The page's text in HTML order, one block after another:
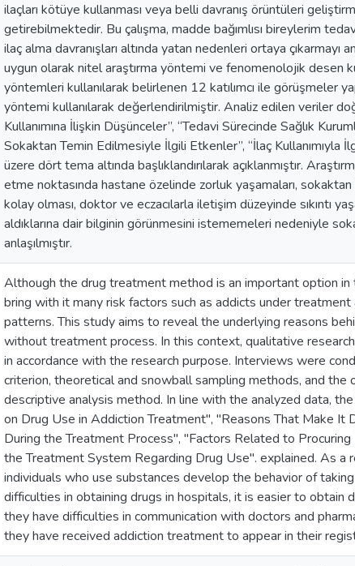
ilaçları kötüye kullanması veya belli davranış örüntüleri
getirebilmektedir. Bu çalışma, madde bağımlısı bireylerim
ilaç alma davranışları altında yatan nedenleri ortaya çıkarmayı
uygun olarak nitel araştırma yöntemi ve fenomenolojik desen
yöntemleri kullanılarak belirlenen 12 katılımcı ile görüşmeler
yöntemi kullanılarak değerlendirilmiştir. Analiz edilen veriler
Kullanımına İlişkin Düşünceler”, “Tedavi Sürecinde Sağlık
Sokaktan Temin Edilmesiyle İlgili Etkenler”, “İlaç Kullanımıyla
üzere dört tema altında başlıklandırılarak açıklanmıştır.
etme noktasında hastane özelinde zorluk yaşamaları,
kolay olması, doktor ve eczacılarla iletişim düzeyinde sıkıntı
aldıklarına dair bilginin görünmesini istememeleri nedeniyle
anlaşılmıştır.
Although the drug treatment method is an important option
bring with it many risk factors such as addicts under
patterns. This study aims to reveal the underlying reasons
without treatment process. In this context, qualitative
in accordance with the research purpose. Interviews were
criterion, theoretical and snowball sampling methods, and
descriptive analysis method. In line with the analyzed data,
on Drug Use in Addiction Treatment", "Reasons That Make
During the Treatment Process", "Factors Related to
the Treatment System Regarding Drug Use". explained. As
individuals who use substances develop the behavior of
difficulties in obtaining drugs in hospitals, it is easier to
they have difficulties in communication with doctors and
they have received addiction treatment to appear in their